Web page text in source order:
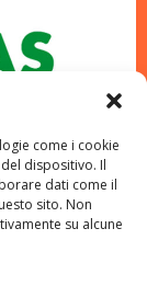
come i cookie
dispositivo. Il
dati come il
sito. Non
su alcune